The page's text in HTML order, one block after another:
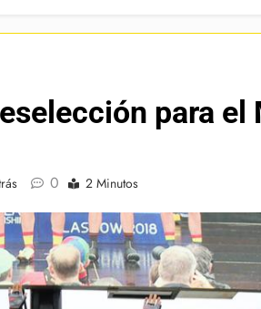
para el
0 2 Minutos